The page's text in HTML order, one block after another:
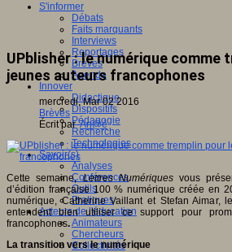
S'informer
Débats
Faits marquants
Interviews
Reportages
Brèves
Agenda
Innover
Didactique
Dispositifs
Pédagogie
Recherche
Technologies
Savoir(s)
Analyses
Conférences
Outils
Pratiques
Acteurs de l'éducation
Animateurs
Chercheurs
Collectivités
UPblisher : le numérique comme
jeunes auteurs francophones
mercredi, Mar 02 2016
Brèves
Écrit parAn@é
Cette semaine,Lettres Numériques vous
d’édition française 100 % numérique créée en
numérique, Catherine Vaillant et Stefan Aimar,
entendent bien utiliser ce support pour
francophones.
La transition vers le numérique